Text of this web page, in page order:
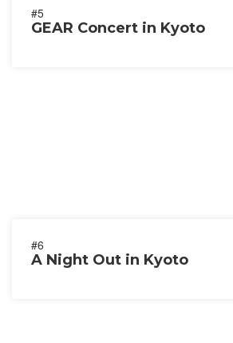
#5
GEAR Concert in Kyoto
#6
A Night Out in Kyoto